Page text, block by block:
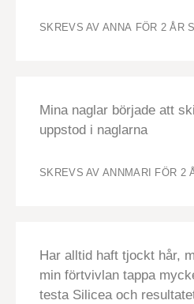
SKREVS AV ANNA FÖR 2 ÅR
Mina naglar började att
uppstod i naglarna
SKREVS AV ANNMARI FÖR 2
Har alltid haft tjockt hår,
min förtvivlan tappa
testa Silicea och